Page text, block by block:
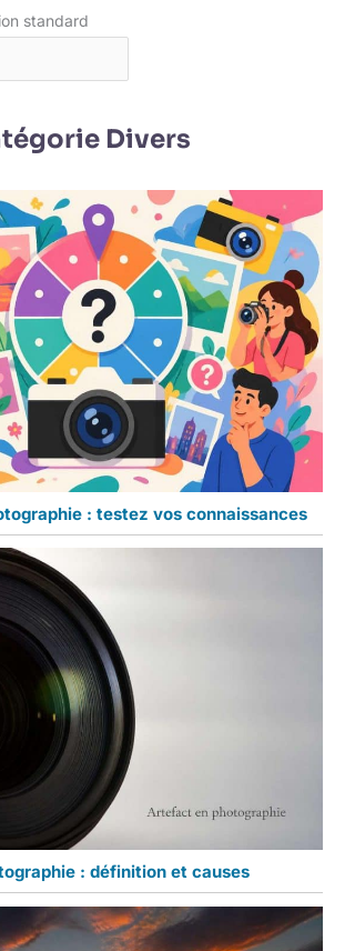
Divers
: testez vos connaissances
: définition et causes